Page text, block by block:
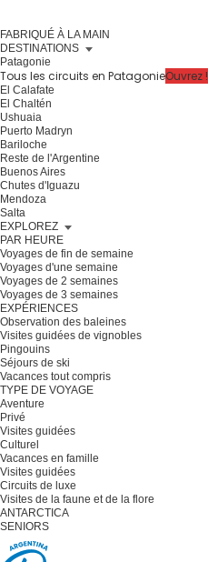
FABRIQUÉ À LA MAIN
DESTINATIONS
Patagonie
Tous les circuits en PatagonieOuvrez !
El Calafate
El Chaltén
Ushuaia
Puerto Madryn
Bariloche
Reste de l'Argentine
Buenos Aires
Chutes d'Iguazu
Mendoza
Salta
EXPLOREZ
PAR HEURE
Voyages de fin de semaine
Voyages d'une semaine
Voyages de 2 semaines
Voyages de 3 semaines
EXPÉRIENCES
Observation des baleines
Visites guidées de vignobles
Pingouins
Séjours de ski
Vacances tout compris
TYPE DE VOYAGE
Aventure
Privé
Visites guidées
Culturel
Vacances en famille
Visites guidées
Circuits de luxe
Visites de la faune et de la flore
ANTARCTICA
SENIORS